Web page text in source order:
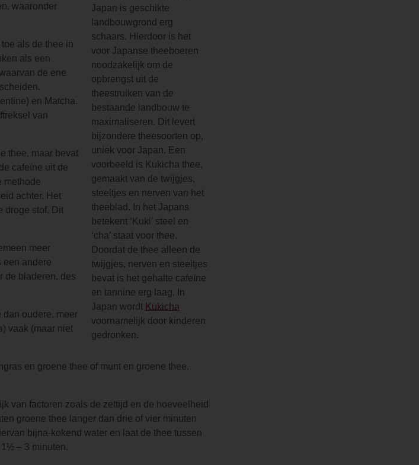
Japan is geschikte
landbouwgrond erg
schaars. Hierdoor is het
voor Japanse theeboeren
noodzakelijk om de
opbrengst uit de
theestruiken van de
bestaande landbouw te
maximaliseren. Dit levert
bijzondere theesoorten op,
uniek voor Japan. Een
voorbeeld is Kukicha thee,
gemaakt van de twijgjes,
steeltjes en nerven van het
theeblad. In het Japans
betekent ‘Kuki’ steel en
‘cha’ staat voor thee.
Doordat de thee alleen de
twijgjes, nerven en steeltjes
bevat is het gehalte cafeïne
en tannine erg laag. In
Japan wordt Kukicha
voornamelijk door kinderen
gedronken.
waaronder
als de thee in
als een
de ene
en Matcha.
van
thee, maar bevat
cafeïne uit de
methode
achter. Het
droge stof. Dit
meer
een andere
de bladeren, des
dan oudere, meer
vaak (maar niet
en groene thee of munt en groene thee,
van factoren zoals de zettijd en de hoeveelheid
groene thee langer dan drie of vier minuten
bijna-kokend water en laat de thee tussen
– 3 minuten.